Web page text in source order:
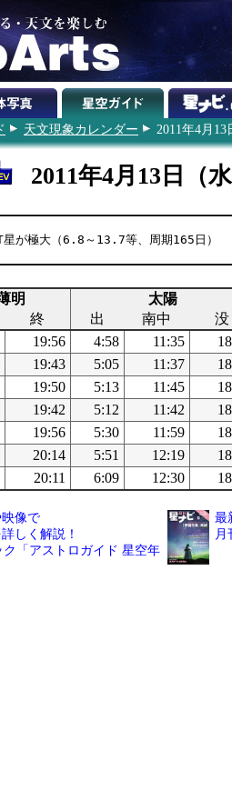
天文現象カレンダー 2011年4月13
2011年4月13日（
星が極大（6.8～13.7等、周期165日）
明
太陽
終 出 南中
没
19:56 4:58 11:35
19:43 5:05 11:37
19:50 5:13 11:45
19:42 5:12 11:42
19:56 5:30 11:59
20:14 5:51 12:19
20:11 6:09 12:30
像で
しく解説！
「アストロガイド 星空年
最
月